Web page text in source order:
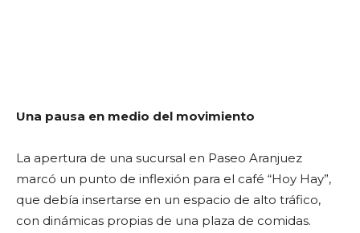
Una pausa en medio del movimiento
La apertura de una sucursal en Paseo Aranjuez
marcó un punto de inflexión para el café “Hoy Hay”,
que debía insertarse en un espacio de alto tráfico,
con dinámicas propias de una plaza de comidas.